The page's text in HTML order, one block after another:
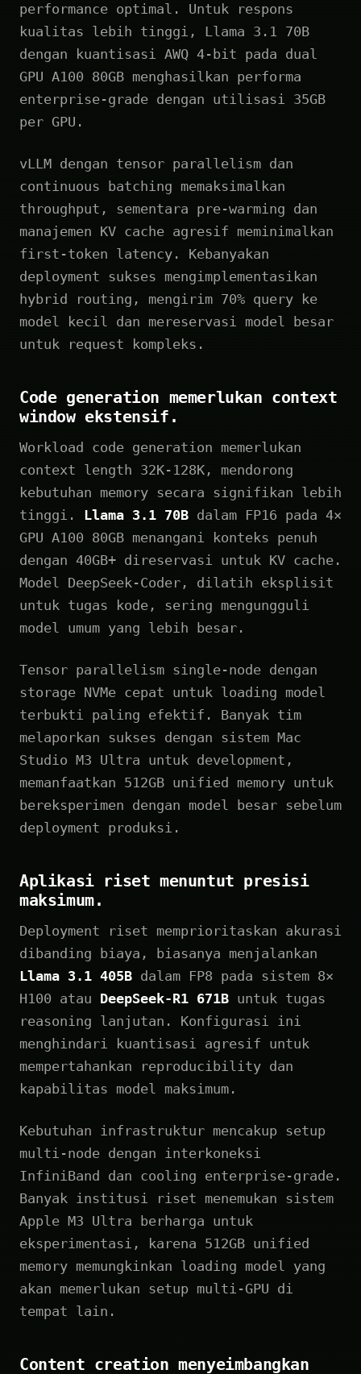
performance optimal. Untuk respons
kualitas lebih tinggi, Llama 3.1 70B
dengan kuantisasi AWQ 4-bit pada dual
GPU A100 80GB menghasilkan performa
enterprise-grade dengan utilisasi 35GB
per GPU.
vLLM dengan tensor parallelism dan
continuous batching memaksimalkan
throughput, sementara pre-warming dan
manajemen KV cache agresif meminimalkan
first-token latency. Kebanyakan
deployment sukses mengimplementasikan
hybrid routing, mengirim 70% query ke
model kecil dan mereservasi model besar
untuk request kompleks.
Code generation memerlukan context
window ekstensif.
Workload code generation memerlukan
context length 32K-128K, mendorong
kebutuhan memory secara signifikan lebih
tinggi. Llama 3.1 70B dalam FP16 pada 4×
GPU A100 80GB menangani konteks penuh
dengan 40GB+ direservasi untuk KV cache.
Model DeepSeek-Coder, dilatih eksplisit
untuk tugas kode, sering mengungguli
model umum yang lebih besar.
Tensor parallelism single-node dengan
storage NVMe cepat untuk loading model
terbukti paling efektif. Banyak tim
melaporkan sukses dengan sistem Mac
Studio M3 Ultra untuk development,
memanfaatkan 512GB unified memory untuk
bereksperimen dengan model besar sebelum
deployment produksi.
Aplikasi riset menuntut presisi
maksimum.
Deployment riset memprioritaskan akurasi
dibanding biaya, biasanya menjalankan
Llama 3.1 405B dalam FP8 pada sistem 8×
H100 atau DeepSeek-R1 671B untuk tugas
reasoning lanjutan. Konfigurasi ini
menghindari kuantisasi agresif untuk
mempertahankan reproducibility dan
kapabilitas model maksimum.
Kebutuhan infrastruktur mencakup setup
multi-node dengan interkoneksi
InfiniBand dan cooling enterprise-grade.
Banyak institusi riset menemukan sistem
Apple M3 Ultra berharga untuk
eksperimentasi, karena 512GB unified
memory memungkinkan loading model yang
akan memerlukan setup multi-GPU di
tempat lain.
Content creation menyeimbangkan